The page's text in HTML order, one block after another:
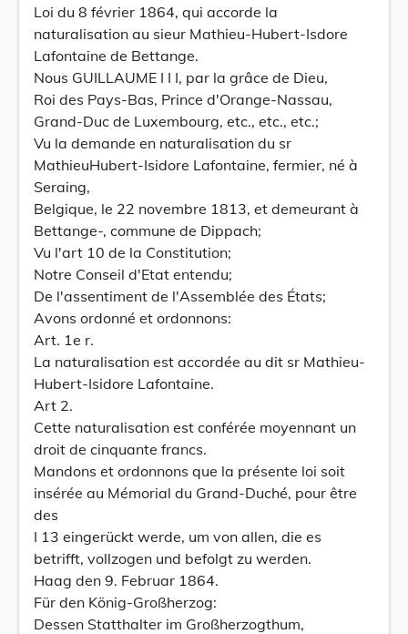
Loi du 8 février 1864, qui accorde la
naturalisation au sieur Mathieu-Hubert-Isdore
Lafontaine de Bettange.
Nous GUILLAUME I I I, par la grâce de Dieu,
Roi des Pays-Bas, Prince d'Orange-Nassau,
Grand-Duc de Luxembourg, etc., etc., etc.;
Vu la demande en naturalisation du sr
MathieuHubert-Isidore Lafontaine, fermier, né à
Seraing,
Belgique, le 22 novembre 1813, et demeurant à
Bettange-, commune de Dippach;
Vu l'art 10 de la Constitution;
Notre Conseil d'Etat entendu;
De l'assentiment de l'Assemblée des États;
Avons ordonné et ordonnons:
Art. 1e r.
La naturalisation est accordée au dit sr Mathieu-
Hubert-Isidore Lafontaine.
Art 2.
Cette naturalisation est conférée moyennant un
droit de cinquante francs.
Mandons et ordonnons que la présente loi soit
insérée au Mémorial du Grand-Duché, pour être
des
I 13 eingerückt werde, um von allen, die es
betrifft, vollzogen und befolgt zu werden.
Haag den 9. Februar 1864.
Für den König-Großherzog:
Dessen Statthalter im Großherzogthum,